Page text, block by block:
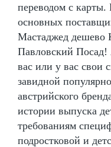
переводом с карты.
основных
Мастаджед дешево
Павловский Посад!
вас или у вас свои
завидной
австрийского
истории выпуска
требованиям
подростковой и